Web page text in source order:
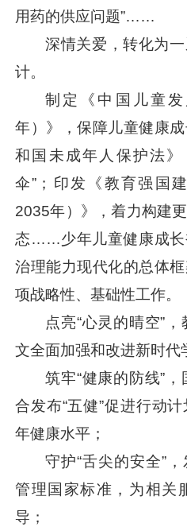
用药的供应问题”……
深情关爱，转化为
计。
制定《中国儿童发
年）》，保障儿童健康
和国未成年人保护法
伞”；印发《教育强国
2035年）》，着力构建
态……少年儿童健康成长
治理能力现代化的总体
项战略性、基础性工作。
点亮“心灵的晴空”
文全面加强和改进新时代
筑牢“健康的防线”
合发布“五健”促进行动
年健康水平；
守护“舌尖的安全”
管理国家标准，为相关
导；